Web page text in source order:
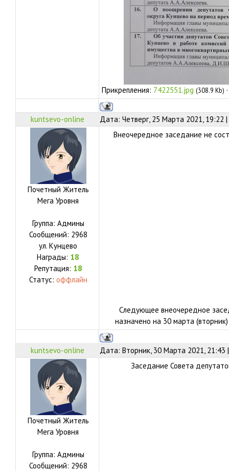
Прикрепления: 7422551.jpg (308.9 Kb)
kuntsevo-online Дата: Четверг, 25 Марта 2021, 19:22
Почетный Житель
Мега Уровня
Группа: Админы
Сообщений: 2968
ул. Кунцево
Награды: 18
Репутация: 18
Статус: оффлайн
Внеочередное заседание не
Следующее внеочередное
назначено на 30 марта
kuntsevo-online Дата: Вторник, 30 Марта 2021,
Почетный Житель
Мега Уровня
Группа: Админы
Сообщений: 2968
Заседание Совета